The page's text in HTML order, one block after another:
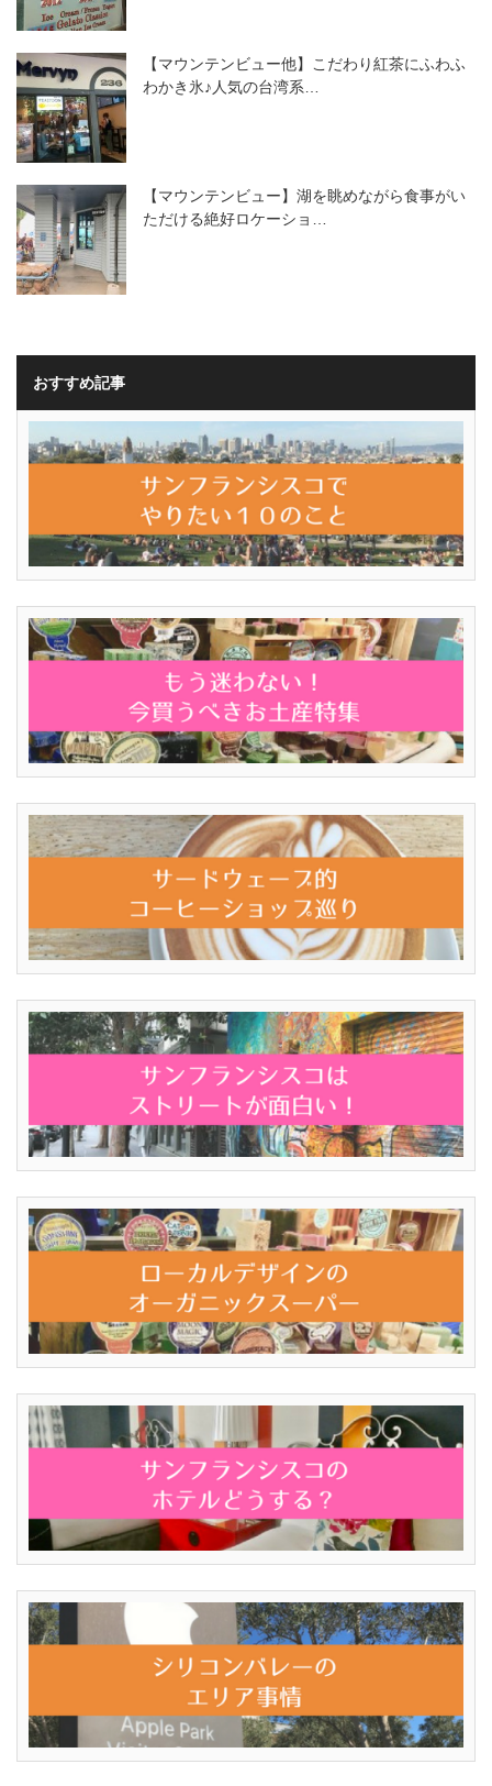
【マウンテンビュー他】こだわり紅茶にふわふ
わかき氷♪人気の台湾系…
【マウンテンビュー】湖を眺めながら食事がい
ただける絶好ロケーショ…
おすすめ記事